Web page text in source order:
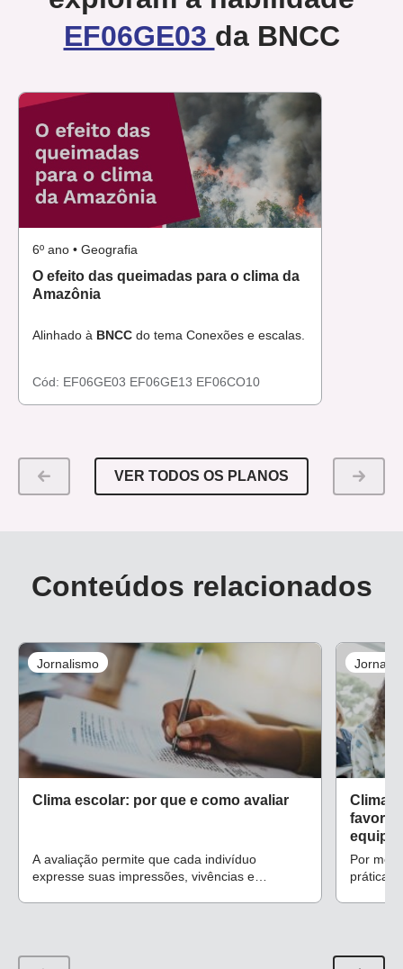
EF06GE03 da BNCC
6º ano • Geografia
O efeito das queimadas para o clima da
Amazônia
Alinhado à BNCC do tema Conexões e escalas.
Cód: EF06GE03 EF06GE13 EF06CO10
VER TODOS OS PLANOS
Conteúdos relacionados
Jornalismo
Clima escolar: por que e como avaliar
A avaliação permite que cada indivíduo
expresse suas impressões, vivências e
Clima
equipe
Por
práticas